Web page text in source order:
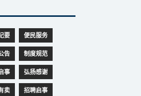
要 便民服务
告 制度规范
事 弘扬感谢
卖 招聘启事